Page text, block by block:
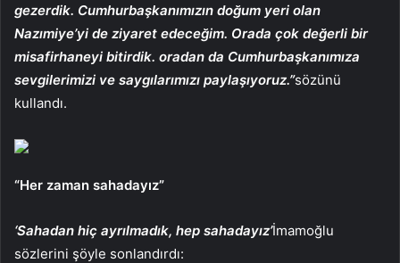
gezerdik. Cumhurbaşkanımızın doğum yeri olan
Nazımiye’yi de ziyaret edeceğim. Orada çok değerli bir
misafirhaneyi bitirdik. oradan da Cumhurbaşkanımıza
sevgilerimizi ve saygılarımızı paylaşıyoruz.”sözünü
kullandı.
“Her zaman sahadayız”
‘Sahadan hiç ayrılmadık, hep sahadayız’İmamoğlu
sözlerini şöyle sonlandırdı: